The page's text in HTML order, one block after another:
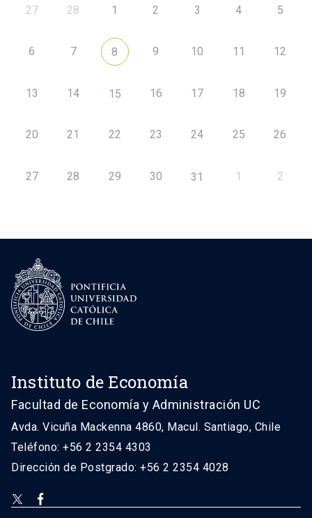
27 28 1 2 3 4 5
6 7 8 9 10 11 12
13 14 15 16 17 18 19
20 21 22 23 24 25 26
27 28 29 30 31 1 2
Instituto de Economía
Facultad de Economía y Administración UC
Avda. Vicuña Mackenna 4860, Macul. Santiago, Chile
Teléfono: +56 2 2354 4303
Dirección de Postgrado: +56 2 2354 4028